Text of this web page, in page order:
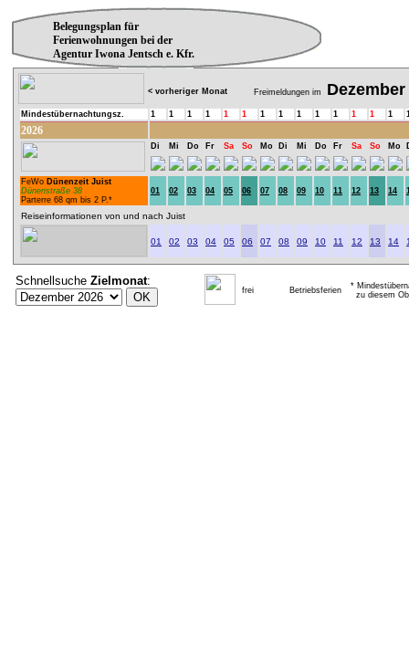
Belegungsplan für
Ferienwohnungen bei der
Agentur Iwona Jentsch e. Kfr.
< vorheriger Monat Freimeldungen im Dezember
Mindestübernachtungsz. 1 1 1 1 1 1 1 1 1 1 1 1 1 1
2026
Di Mi Do Fr Sa So Mo Di Mi Do Fr Sa So Mo
FeWo Dünenzeit Juist
Dünenstraße 38
Parterre 68 qm bis 2 P.*
01 02 03 04 05 06 07 08 09 10 11 12 13 14
Reiseinformationen von und nach Juist
01 02 03 04 05 06 07 08 09 10 11 12 13 14
Schnellsuche Zielmonat:
frei Betriebsferien
*
zu diesem